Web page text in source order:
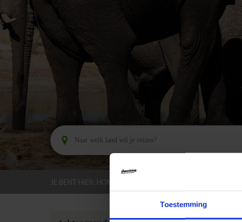
Toestemming
JE BENT HIER: HOME
GROEPSREIZEN